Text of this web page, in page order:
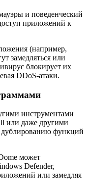
и поведенческий
приложений к
(например,
замедляться или
блокирует их
DDoS-атаки.
инструментами
или даже другими
функций
может
Defender,
или замедляя